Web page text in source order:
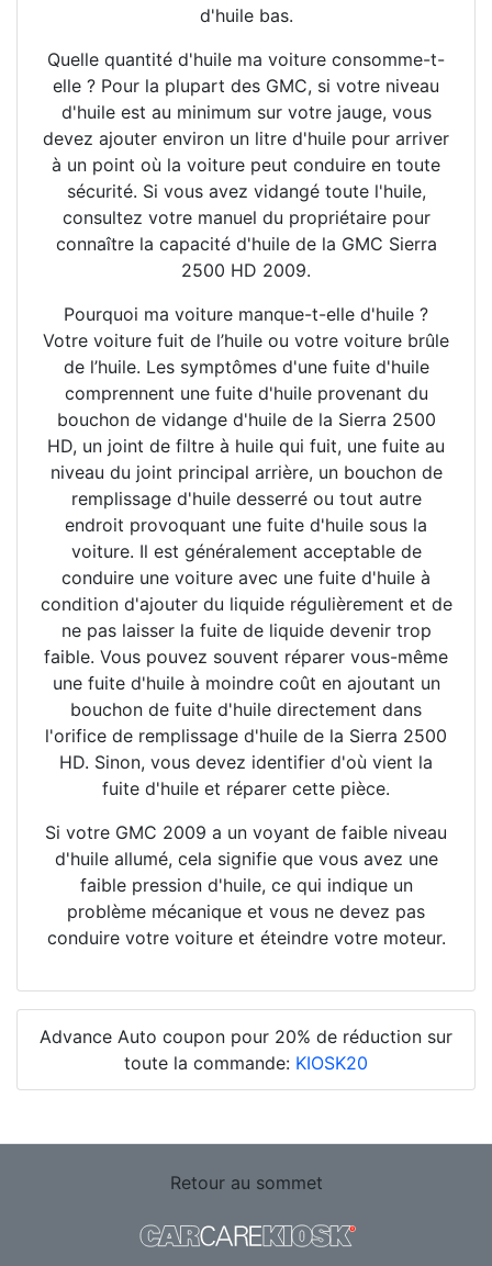
d'huile bas.
Quelle quantité d'huile ma voiture consomme-t-
elle ? Pour la plupart des GMC, si votre niveau
d'huile est au minimum sur votre jauge, vous
devez ajouter environ un litre d'huile pour arriver
à un point où la voiture peut conduire en toute
sécurité. Si vous avez vidangé toute l'huile,
consultez votre manuel du propriétaire pour
connaître la capacité d'huile de la GMC Sierra
2500 HD 2009.
Pourquoi ma voiture manque-t-elle d'huile ?
Votre voiture fuit de l’huile ou votre voiture brûle
de l’huile. Les symptômes d'une fuite d'huile
comprennent une fuite d'huile provenant du
bouchon de vidange d'huile de la Sierra 2500
HD, un joint de filtre à huile qui fuit, une fuite au
niveau du joint principal arrière, un bouchon de
remplissage d'huile desserré ou tout autre
endroit provoquant une fuite d'huile sous la
voiture. Il est généralement acceptable de
conduire une voiture avec une fuite d'huile à
condition d'ajouter du liquide régulièrement et de
ne pas laisser la fuite de liquide devenir trop
faible. Vous pouvez souvent réparer vous-même
une fuite d'huile à moindre coût en ajoutant un
bouchon de fuite d'huile directement dans
l'orifice de remplissage d'huile de la Sierra 2500
HD. Sinon, vous devez identifier d'où vient la
fuite d'huile et réparer cette pièce.
Si votre GMC 2009 a un voyant de faible niveau
d'huile allumé, cela signifie que vous avez une
faible pression d'huile, ce qui indique un
problème mécanique et vous ne devez pas
conduire votre voiture et éteindre votre moteur.
Advance Auto coupon pour 20% de réduction sur
toute la commande: KIOSK20
Retour au sommet